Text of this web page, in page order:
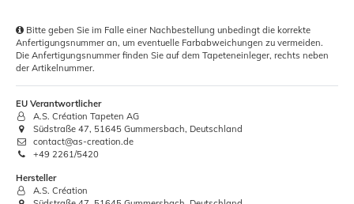
Bitte geben Sie im Falle einer Nachbestellung unbedingt die korrekte
Anfertigungsnummer an, um eventuelle Farbabweichungen zu vermeiden.
Die Anfertigungsnummer finden Sie auf dem Tapeteneinleger, rechts neben
der Artikelnummer.
EU Verantwortlicher
A.S. Création Tapeten AG
Südstraße 47, 51645 Gummersbach, Deutschland
contact@as-creation.de
+49 2261/5420
Hersteller
A.S. Création